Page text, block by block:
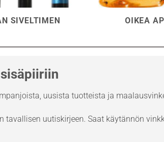
SIVELTIMEN OIKEA
uusista tuotteista ja
tavallisen uutiskirjeen. Saat käytännön